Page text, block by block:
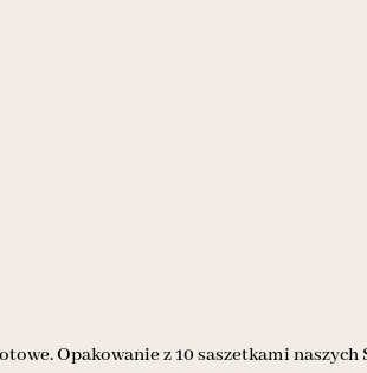
Opakowanie z 10 saszetkami naszych